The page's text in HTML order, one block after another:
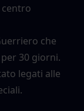
che
30 giorni.
legati alle